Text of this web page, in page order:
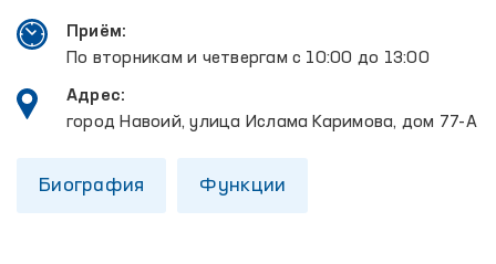
Приём:
По вторникам и четвергам с 10:00 до 13:00
Адрес:
город Навоий, улица Ислама Каримова, дом 77-А
Биография Функции